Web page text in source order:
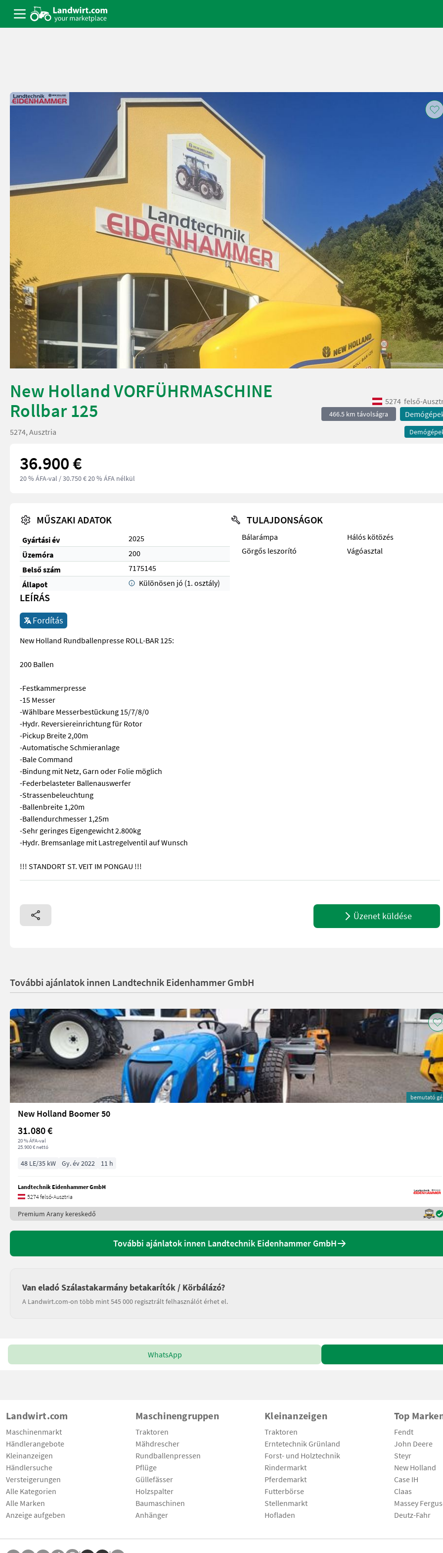
New Holland VORFÜHRMASCHINE
Rollbar 125
5274 felső-
466.5 km távolságra
5274, Ausztria
36.900 €
20 % ÁFA-val / 30.750 € 20 % ÁFA nélkül
MŰSZAKI ADATOK
Gyártási év
2025
Üzemóra
200
Belső szám
7175145
Állapot
Különösen jó (1. osztály)
TULAJDONSÁGOK
Bálarámpa
Hálós kötözés
Görgős leszorító
Vágóasztal
LEÍRÁS
Fordítás
New Holland Rundballenpresse ROLL-BAR 125:
200 Ballen
-Festkammerpresse
-15 Messer
-Wählbare Messerbestückung 15/7/8/0
-Hydr. Reversiereinrichtung für Rotor
-Pickup Breite 2,00m
-Automatische Schmieranlage
-Bale Command
-Bindung mit Netz, Garn oder Folie möglich
-Federbelasteter Ballenauswerfer
-Strassenbeleuchtung
-Ballenbreite 1,20m
-Ballendurchmesser 1,25m
-Sehr geringes Eigengewicht 2.800kg
-Hydr. Bremsanlage mit Lastregelventil auf Wunsch
!!! STANDORT ST. VEIT IM PONGAU !!!
New Holland Rundballenpresse ROLL-BAR 125: 200 Ballen -Festkammerpresse -15 Messer -Wählbare Messerbestückung 15/
Üzenet küldése
További ajánlatok innen Landtechnik Eidenhammer GmbH
bemutató
New Holland Boomer 50
31.080 €
20 % ÁFA-val
25.900 € nettó
48 LE/35 kW Gy. év 2022 11 h
Landtechnik Eidenhammer GmbH
5274 felső-Ausztria
Premium Arany kereskedő
További ajánlatok innen Landtechnik Eidenhammer GmbH
Van eladó Szálastakarmány betakarítók / Körbálázó?
A Landwirt.com-on több mint 545 000 regisztrált felhasználót érhet el.
WhatsApp
Landwirt.com
Maschinenmarkt
Händlerangebote
Kleinanzeigen
Händlersuche
Versteigerungen
Alle Kategorien
Alle Marken
Anzeige aufgeben
Maschinengruppen
Traktoren
Mähdrescher
Rundballenpressen
Pflüge
Güllefässer
Holzspalter
Baumaschinen
Anhänger
Kleinanzeigen
Traktoren
Erntetechnik Grünland
Forst- und Holztechnik
Rindermarkt
Pferdemarkt
Futterbörse
Stellenmarkt
Hofladen
Top
Fendt
John Deere
Steyr
New Holland
Case IH
Claas
Massey
Deutz-Fahr